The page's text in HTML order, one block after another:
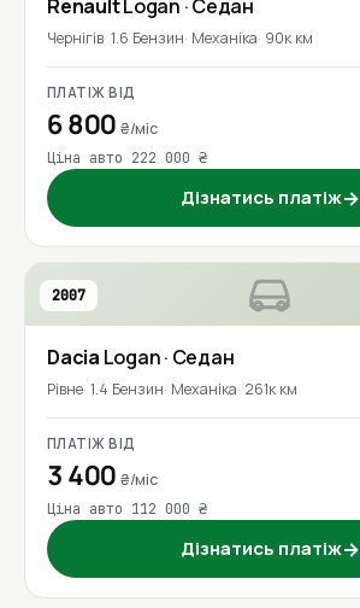
Renault Logan · Седан
Чернігів 1.6 Бензин Механіка 90к км
ПЛАТІЖ ВІД
6 800₴/міс
Ціна авто 222 000 ₴
Дізнатись платіж→
2007
Dacia Logan· Седан
Рівне 1.4 Бензин Механіка 261к км
ПЛАТІЖ ВІД
3 400₴/міс
Ціна авто 112 000 ₴
Дізнатись платіж→